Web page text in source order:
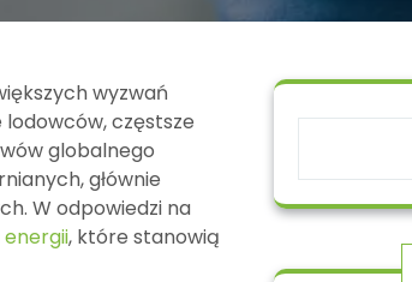
wyzwań
częstsze
globalnego
głównie
W odpowiedzi na
energii, które stanowią